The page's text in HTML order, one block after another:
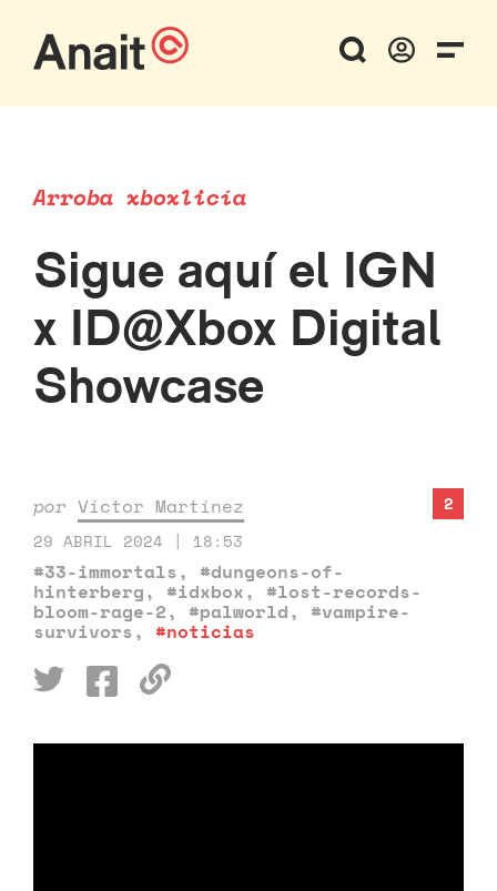
Arroba xboxlicía
Sigue aquí el IGN
x ID@Xbox Digital
Showcase
por Víctor Martínez
29 ABRIL 2024 | 18:53
#33-immortals, #dungeons-of-
hinterberg, #idxbox, #lost-records-
bloom-rage-2, #palworld, #vampire-
survivors, #noticias
2